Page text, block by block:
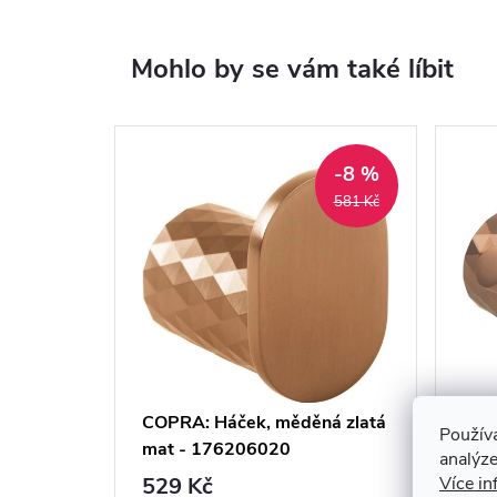
Více
Mohlo by se vám také líbit
581 Kč
-8 %
COPRA: Háček, měděná zlatá
mat - 176206020
529 Kč